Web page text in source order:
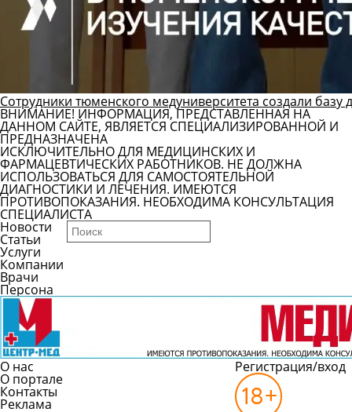
Сотрудники тюменского медуниверситета создали
ВНИМАНИЕ! ИНФОРМАЦИЯ, ПРЕДСТАВЛЕННАЯ НА
ДАННОМ САЙТЕ, ЯВЛЯЕТСЯ СПЕЦИАЛИЗИРОВАННОЙ И
ПРЕДНАЗНАЧЕНА
ИСКЛЮЧИТЕЛЬНО ДЛЯ МЕДИЦИНСКИХ И
ФАРМАЦЕВТИЧЕСКИХ РАБОТНИКОВ. НЕ ДОЛЖНА
ИСПОЛЬЗОВАТЬСЯ ДЛЯ САМОСТОЯТЕЛЬНОЙ
ДИАГНОСТИКИ И ЛЕЧЕНИЯ. ИМЕЮТСЯ
ПРОТИВОПОКАЗАНИЯ. НЕОБХОДИМА КОНСУЛЬТАЦИЯ
СПЕЦИАЛИСТА
Новости
Статьи
Услуги
Компании
Врачи
Персона
О нас
О портале
Контакты
Реклама
Регистрация/вход